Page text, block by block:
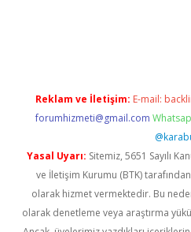
Reklam ve İletişim: E-mail:
forumhizmeti@gmail.com
Yasal Uyarı: Sitemiz, 5651 Sayılı
ve İletişim Kurumu (BTK)
olarak hizmet vermektedir. Bu
olarak denetleme veya araştırma